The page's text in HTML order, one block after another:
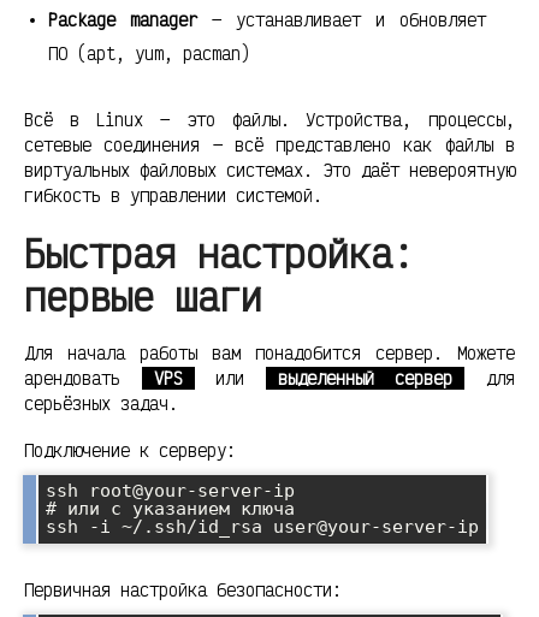
Package manager— устанавливает и обновляет
ПО (apt, yum, pacman)
Всё в Linux — это файлы. Устройства, процессы,
сетевые соединения — всё представлено как файлы в
виртуальных файловых системах. Это даёт невероятную
гибкость в управлении системой.
Быстрая настройка:
первые шаги
Для начала работы вам понадобится сервер. Можете
арендовать
VPS или выделенный сервер
для
серьёзных задач.
Подключение к серверу:
ssh root@your-server-ip
# или с указанием ключа
Первичная настройка безопасности: